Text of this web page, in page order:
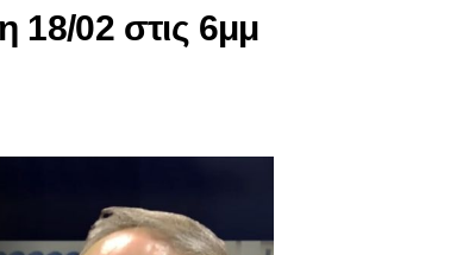
18/02 στις 6μμ